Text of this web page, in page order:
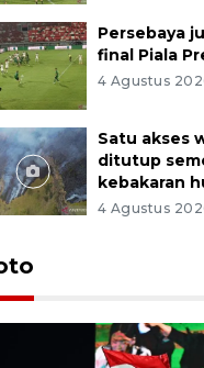
Persebaya
final Piala
4 Agustus
Satu akses
ditutup
kebakaran
4 Agustus